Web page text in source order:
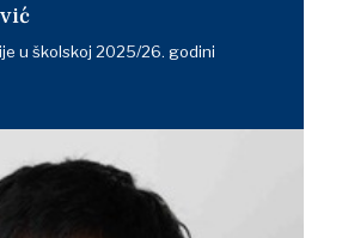
u školskoj 2025/26. godini